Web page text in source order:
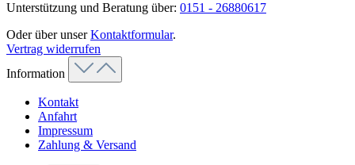
Unterstützung und Beratung über: 0151 - 26880617
Oder über unserKontaktformular.
Vertrag widerrufen
Information
Kontakt
Anfahrt
Impressum
Zahlung & Versand